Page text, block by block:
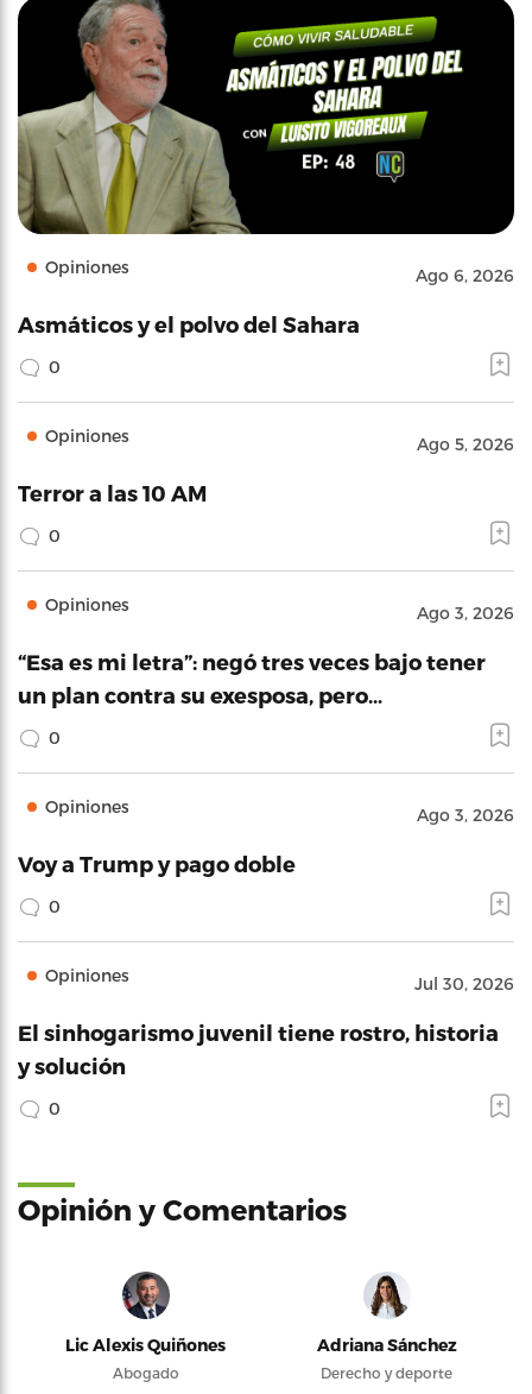
Opiniones Ago 6, 2026
Asmáticos y el polvo del Sahara
0
Opiniones Ago 5, 2026
Terror a las 10 AM
0
Opiniones Ago 3, 2026
“Esa es mi letra”: negó tres veces bajo tener
un plan contra su exesposa, pero…
0
Opiniones Ago 3, 2026
Voy a Trump y pago doble
0
Opiniones Jul 30, 2026
El sinhogarismo juvenil tiene rostro, historia
y solución
0
Opinión y Comentarios
Lic Alexis Quiñones
Abogado
Adriana Sánchez
Derecho y deporte